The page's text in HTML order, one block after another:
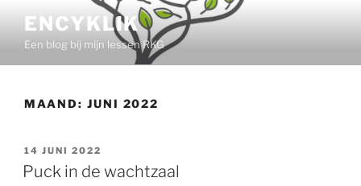
inhoud
ENCYKLIK
Een blog bij mijn lessen RKG
MAAND: JUNI 2022
GEPLAATST
OP
14 JUNI 2022
Puck in de wachtzaal